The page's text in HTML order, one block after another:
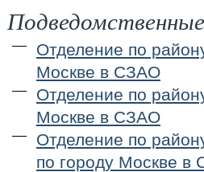
Отделение по
Москве в СЗАО
Отделение по
Москве в СЗАО
Отделение по
по городу Москве в